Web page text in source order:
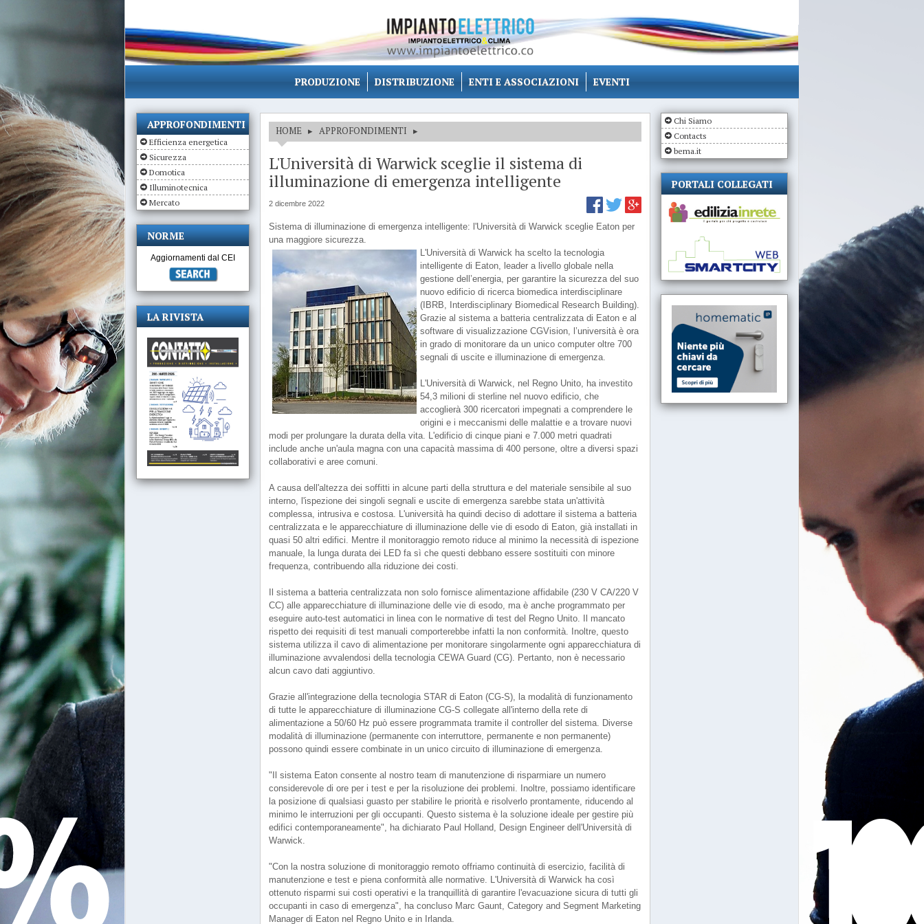
PRODUZIONE DISTRIBUZIONE ENTI E ASSOCIAZIONI EVENTI
HOME ▸APPROFONDIMENTI ▸
L'Università di Warwick sceglie il sistema di
illuminazione di emergenza intelligente
2 dicembre 2022
Sistema di illuminazione di emergenza intelligente: l'Università di Warwick sceglie Eaton per
una maggiore sicurezza.
L'Università di Warwick ha scelto la tecnologia
intelligente di Eaton, leader a livello globale nella
gestione dell’energia, per garantire la sicurezza del suo
nuovo edificio di ricerca biomedica interdisciplinare
(IBRB, Interdisciplinary Biomedical Research Building).
Grazie al sistema a batteria centralizzata di Eaton e al
software di visualizzazione CGVision, l’università è ora
in grado di monitorare da un unico computer oltre 700
segnali di uscite e illuminazione di emergenza.
L'Università di Warwick, nel Regno Unito, ha investito
54,3 milioni di sterline nel nuovo edificio, che
accoglierà 300 ricercatori impegnati a comprendere le
origini e i meccanismi delle malattie e a trovare nuovi
modi per prolungare la durata della vita. L'edificio di cinque piani e 7.000 metri quadrati
include anche un'aula magna con una capacità massima di 400 persone, oltre a diversi spazi
collaborativi e aree comuni.
A causa dell'altezza dei soffitti in alcune parti della struttura e del materiale sensibile al suo
interno, l'ispezione dei singoli segnali e uscite di emergenza sarebbe stata un'attività
complessa, intrusiva e costosa. L'università ha quindi deciso di adottare il sistema a batteria
centralizzata e le apparecchiature di illuminazione delle vie di esodo di Eaton, già installati in
quasi 50 altri edifici. Mentre il monitoraggio remoto riduce al minimo la necessità di ispezione
manuale, la lunga durata dei LED fa sì che questi debbano essere sostituiti con minore
frequenza, contribuendo alla riduzione dei costi.
Il sistema a batteria centralizzata non solo fornisce alimentazione affidabile (230 V CA/220 V
CC) alle apparecchiature di illuminazione delle vie di esodo, ma è anche programmato per
eseguire auto-test automatici in linea con le normative di test del Regno Unito. Il mancato
rispetto dei requisiti di test manuali comporterebbe infatti la non conformità. Inoltre, questo
sistema utilizza il cavo di alimentazione per monitorare singolarmente ogni apparecchiatura di
illuminazione avvalendosi della tecnologia CEWA Guard (CG). Pertanto, non è necessario
alcun cavo dati aggiuntivo.
Grazie all'integrazione della tecnologia STAR di Eaton (CG-S), la modalità di funzionamento
di tutte le apparecchiature di illuminazione CG-S collegate all'interno della rete di
alimentazione a 50/60 Hz può essere programmata tramite il controller del sistema. Diverse
modalità di illuminazione (permanente con interruttore, permanente e non permanente)
possono quindi essere combinate in un unico circuito di illuminazione di emergenza.
"Il sistema Eaton consente al nostro team di manutenzione di risparmiare un numero
considerevole di ore per i test e per la risoluzione dei problemi. Inoltre, possiamo identificare
la posizione di qualsiasi guasto per stabilire le priorità e risolverlo prontamente, riducendo al
minimo le interruzioni per gli occupanti. Questo sistema è la soluzione ideale per gestire più
edifici contemporaneamente", ha dichiarato Paul Holland, Design Engineer dell'Università di
Warwick.
"Con la nostra soluzione di monitoraggio remoto offriamo continuità di esercizio, facilità di
manutenzione e test e piena conformità alle normative. L'Università di Warwick ha così
ottenuto risparmi sui costi operativi e la tranquillità di garantire l'evacuazione sicura di tutti gli
occupanti in caso di emergenza", ha concluso Marc Gaunt, Category and Segment Marketing
Manager di Eaton nel Regno Unito e in Irlanda.
APPROFONDIMENTI
Efficienza energetica
Sicurezza
Domotica
Illuminotecnica
Mercato
NORME
Aggiornamenti dal CEI
LA RIVISTA
Chi Siamo
Contacts
bema.it
PORTALI COLLEGATI